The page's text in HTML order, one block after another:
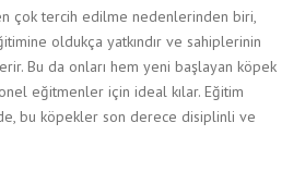
çok tercih edilme nedenlerinden biri,
oldukça yatkındır ve sahiplerinin
Bu da onları hem yeni başlayan köpek
eğitmenler için ideal kılar. Eğitim
bu köpekler son derece disiplinli ve